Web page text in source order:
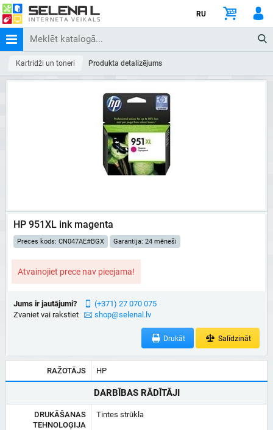
RU
Kartridži un toneri Produkta detalizējums
HP 951XL ink magenta
Preces kods: CN047AE#BGX Garantija: 24 mēneši
Atvainojiet prece nav pieejama!
Jums ir jautājumi?
Zvaniet vai rakstiet
(+371) 27 070 075
shop@selenal.lv
Drukāt Salīdzināt
RAŽOTĀJS HP
DARBĪBAS RĀDĪTĀJI
DRUKĀŠANAS
TEHNOLOĢIJA
Tintes strūkla